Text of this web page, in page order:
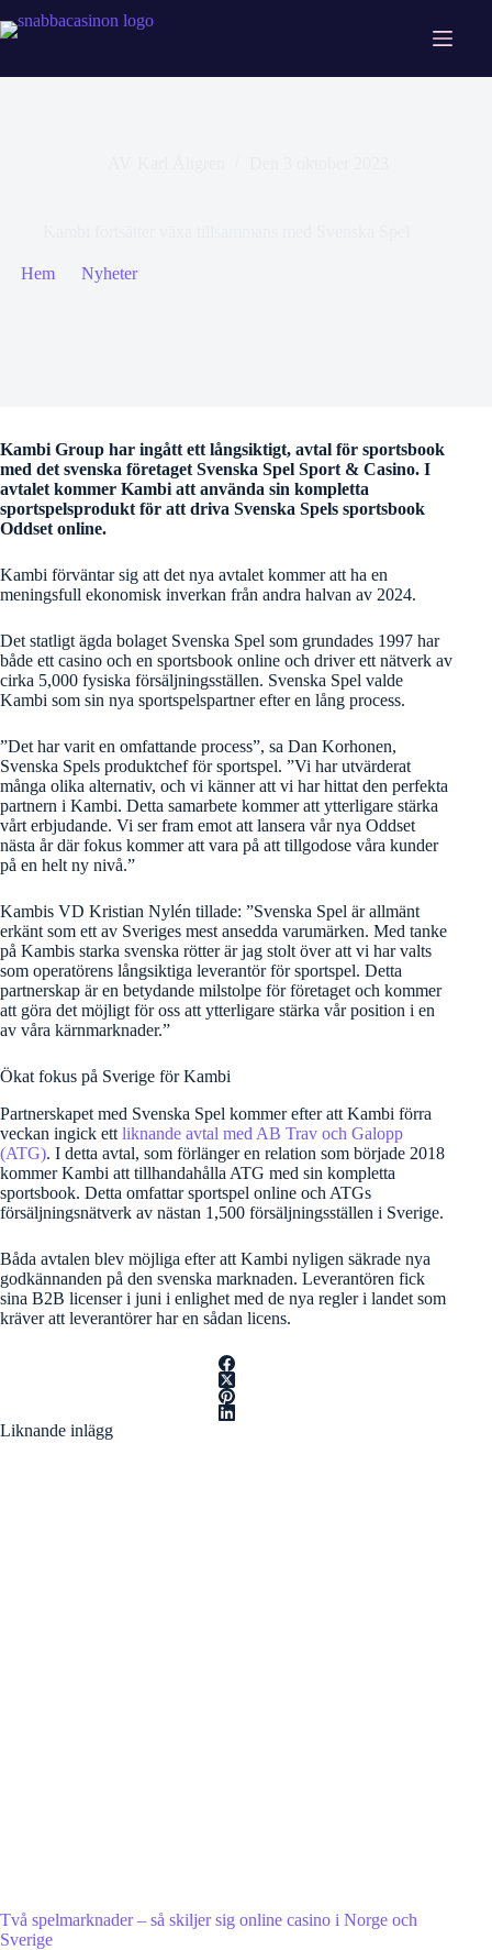
till
Hem→ Nyheter→
Kambi Group har ingått ett långsiktigt, avtal för sportsbook
med det svenska företaget Svenska Spel Sport & Casino. I
avtalet kommer Kambi att använda sin kompletta
sportspelsprodukt för att driva Svenska Spels sportsbook
Oddset online.
Kambi förväntar sig att det nya avtalet kommer att ha en
meningsfull ekonomisk inverkan från andra halvan av 2024.
Det statligt ägda bolaget Svenska Spel som grundades 1997 har
både ett casino och en sportsbook online och driver ett nätverk av
cirka 5,000 fysiska försäljningsställen. Svenska Spel valde
Kambi som sin nya sportspelspartner efter en lång process.
”Det har varit en omfattande process”, sa Dan Korhonen,
Svenska Spels produktchef för sportspel. ”Vi har utvärderat
många olika alternativ, och vi känner att vi har hittat den perfekta
partnern i Kambi. Detta samarbete kommer att ytterligare stärka
vårt erbjudande. Vi ser fram emot att lansera vår nya Oddset
nästa år där fokus kommer att vara på att tillgodose våra kunder
på en helt ny nivå.”
Kambis VD Kristian Nylén tillade: ”Svenska Spel är allmänt
erkänt som ett av Sveriges mest ansedda varumärken. Med tanke
på Kambis starka svenska rötter är jag stolt över att vi har valts
som operatörens långsiktiga leverantör för sportspel. Detta
partnerskap är en betydande milstolpe för företaget och kommer
att göra det möjligt för oss att ytterligare stärka vår position i en
av våra kärnmarknader.”
Ökat fokus på Sverige för Kambi
Partnerskapet med Svenska Spel kommer efter att Kambi förra
veckan ingick ett liknande avtal med AB Trav och Galopp
(ATG). I detta avtal, som förlänger en relation som började 2018
kommer Kambi att tillhandahålla ATG med sin kompletta
sportsbook. Detta omfattar sportspel online och ATGs
försäljningsnätverk av nästan 1,500 försäljningsställen i Sverige.
Båda avtalen blev möjliga efter att Kambi nyligen säkrade nya
godkännanden på den svenska marknaden. Leverantören fick
sina B2B licenser i juni i enlighet med de nya regler i landet som
kräver att leverantörer har en sådan licens.
Liknande inlägg
Två spelmarknader – så skiljer sig online casino i Norge och
Sverige